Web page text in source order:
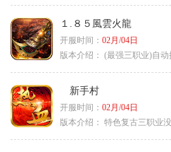
１.８５風雲火龍
开服时间： 02月/04日
版本介绍： (最强三职业)自
新手村
开服时间： 02月/04日
版本介绍： 特色复古三职业没